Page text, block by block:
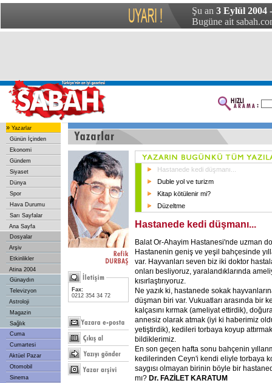
Şu an 3 Eylül 2004
Bugüne ait
» Yazarlar
Günün İçinden
Ekonomi
Gündem
Siyaset
Dünya
Spor
Hava Durumu
Sarı Sayfalar
Ana Sayfa
Dosyalar
Arşiv
Etkinlikler
Atina 2004
Günaydın
Televizyon
Astroloji
Magazin
Sağlık
Cuma
Cumartesi
Aktüel Pazar
Otomobil
Sinema
Fax:
0212 354 34 72
Hastanede kedi düşmanı...
Duble yol ve turizm
Kitap kötülenir mi?
Düzeltme
Hastanede kedi düşmanı...
Balat Or-Ahayim Hastanesi'nde uzman
Hastanenin geniş ve yeşil bahçesinde
var. Hayvanları seven biz iki doktor
onları besliyoruz, yaralandıklarında
kısırlaştırıyoruz.
Ne yazık ki, hastanede sokak
düşman biri var. Vukuatları arasında bir
kalçasını kırmak (ameliyat ettirdik),
annesiz olarak atmak (iyi ki haberimiz
yetiştirdik), kedileri torbaya koyup
bildiklerimiz.
En son geçen hafta sonu bahçenin
kedilerinden Ceyn'i kendi eliyle torbaya
saygısı olmayan birinin böyle bir
mı? Dr. FAZİLET KARATUM